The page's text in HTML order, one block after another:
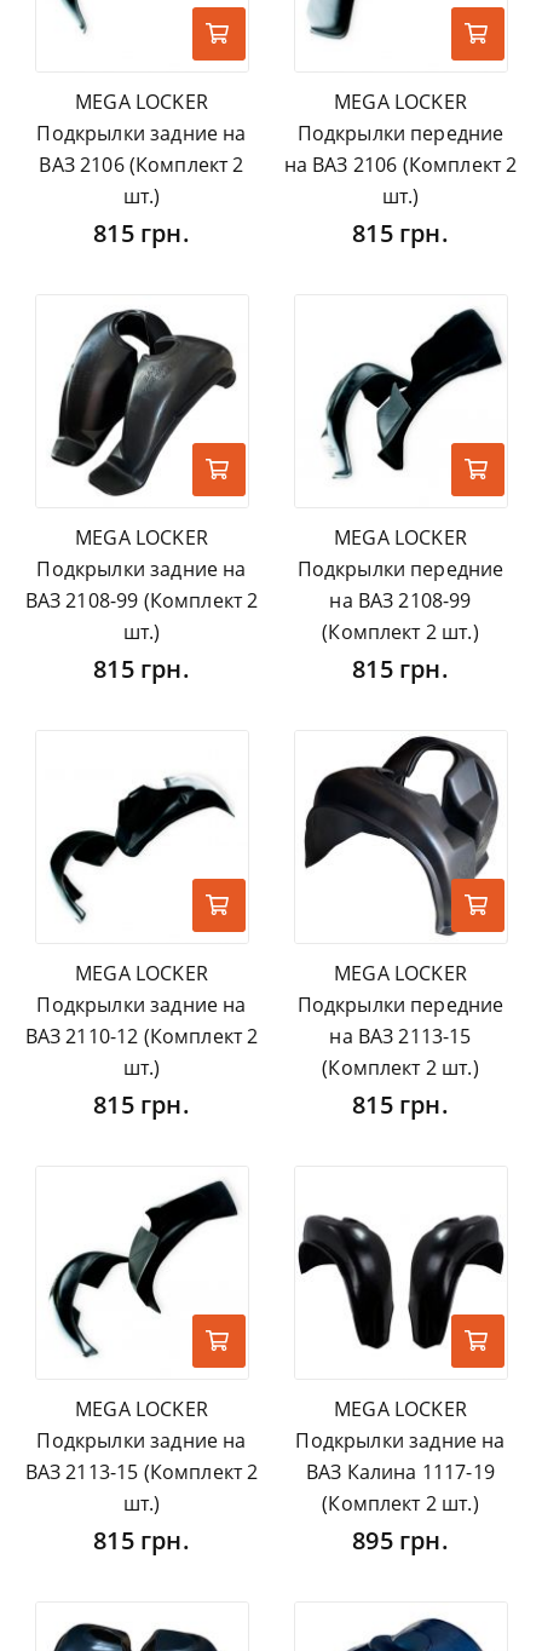
MEGA LOCKER
Подкрылки задние на
ВАЗ 2106 (Комплект 2
шт.)
815 грн.
MEGA LOCKER
Подкрылки передние
на ВАЗ 2106 (Комплект 2
шт.)
815 грн.
MEGA LOCKER
Подкрылки задние на
ВАЗ 2108-99 (Комплект 2
шт.)
815 грн.
MEGA LOCKER
Подкрылки передние
на ВАЗ 2108-99
(Комплект 2 шт.)
815 грн.
MEGA LOCKER
Подкрылки задние на
ВАЗ 2110-12 (Комплект 2
шт.)
815 грн.
MEGA LOCKER
Подкрылки передние
на ВАЗ 2113-15
(Комплект 2 шт.)
815 грн.
MEGA LOCKER
Подкрылки задние на
ВАЗ 2113-15 (Комплект 2
шт.)
815 грн.
MEGA LOCKER
Подкрылки задние на
ВАЗ Калина 1117-19
(Комплект 2 шт.)
895 грн.